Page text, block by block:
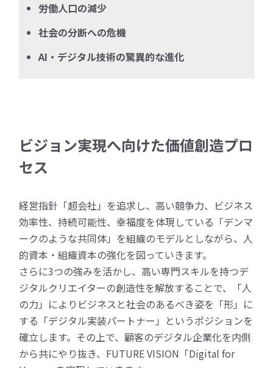
労働人口の減少
社会の分断への危機
AI・デジタル技術の驚異的な進化
ビジョン実現へ向けた価値創造プロ
セス
経営指針「超会社」を追求し、高い競争力、ビジネス
効率性、持続可能性、幸福度を体現している「デンマ
ークのような共同体」を組織のモデルとしながら、人
的資本・組織資本の強化を図っていきます。
さらに3つの強みを活かし、高い専門スキルを持つデ
ジタルクリエイターの創造性を解放することで、「人
の力」によりビジネスと社会のあるべき姿を「形」に
する「デジタル実装パートナー」というポジションを
確立します。その上で、顧客のデジタル企業化を内側
から共にやり抜き、FUTURE VISION「Digital for